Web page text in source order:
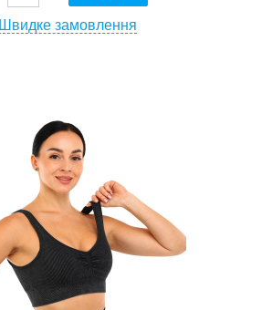
Швидке замовлення